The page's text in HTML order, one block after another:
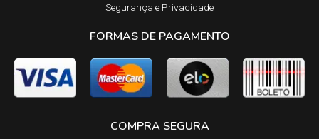
Segurança e Privacidade
FORMAS DE PAGAMENTO
COMPRA SEGURA